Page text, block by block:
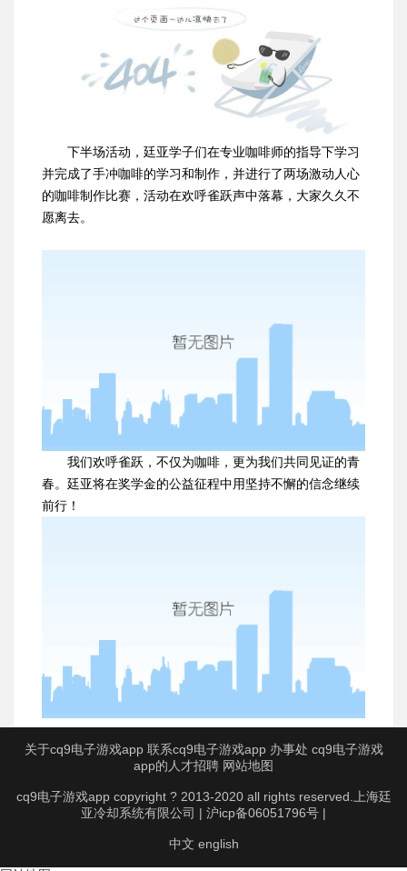
下半场活动，廷亚学子们在专业咖啡师的指导下学习
并完成了手冲咖啡的学习和制作，并进行了两场激动人心
的咖啡制作比赛，活动在欢呼雀跃声中落幕，大家久久不
愿离去。
我们欢呼雀跃，不仅为咖啡，更为我们共同见证的青
春。廷亚将在奖学金的公益征程中用坚持不懈的信念继续
前行！
关于cq9电子游戏app 联系cq9电子游戏app 办事处 cq9电子游戏
app的人才招聘 网站地图
cq9电子游戏app copyright ? 2013-2020 all rights reserved.上海廷
亚冷却系统有限公司 | 沪icp备06051796号 |
中文 english